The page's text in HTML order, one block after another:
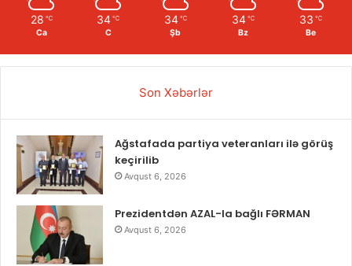
28 ℃
Ca
34 ℃
C
34 ℃
Şb
34 ℃
Bz
33 ℃
Be
Son Xəbərlər
Ağstafada partiya veteranları ilə görüş
keçirilib
Avqust 6, 2026
Prezidentdən AZAL-la bağlı FƏRMAN
Avqust 6, 2026